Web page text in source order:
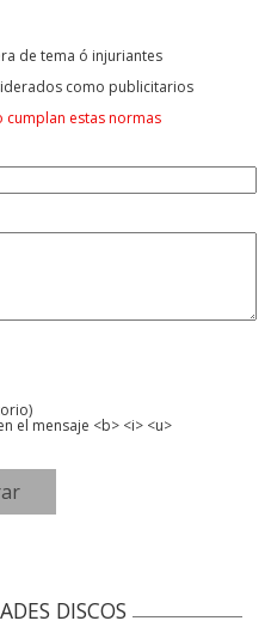
de tema ó injuriantes
como publicitarios
cumplan estas normas
el mensaje <b> <i> <u>
DISCOS